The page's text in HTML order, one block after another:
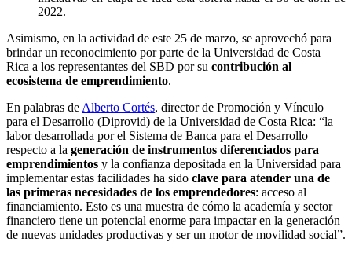
2022.
Asimismo, en la actividad de este 25 de marzo, se aprovechó para
brindar un reconocimiento por parte de la Universidad de Costa
Rica a los representantes del SBD por su contribución al
ecosistema de emprendimiento.
En palabras de Alberto Cortés, director de Promoción y Vínculo
para el Desarrollo (Diprovid) de la Universidad de Costa Rica: “la
labor desarrollada por el Sistema de Banca para el Desarrollo
respecto a la generación de instrumentos diferenciados para
emprendimientos y la confianza depositada en la Universidad para
implementar estas facilidades ha sido clave para atender una de
las primeras necesidades de los emprendedores: acceso al
financiamiento. Esto es una muestra de cómo la academía y sector
financiero tiene un potencial enorme para impactar en la generación
de nuevas unidades productivas y ser un motor de movilidad social”.